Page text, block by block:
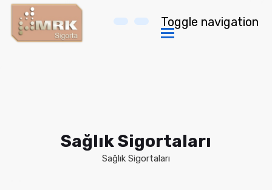
Toggle navigation
Sağlık Sigortaları
Sağlık Sigortaları